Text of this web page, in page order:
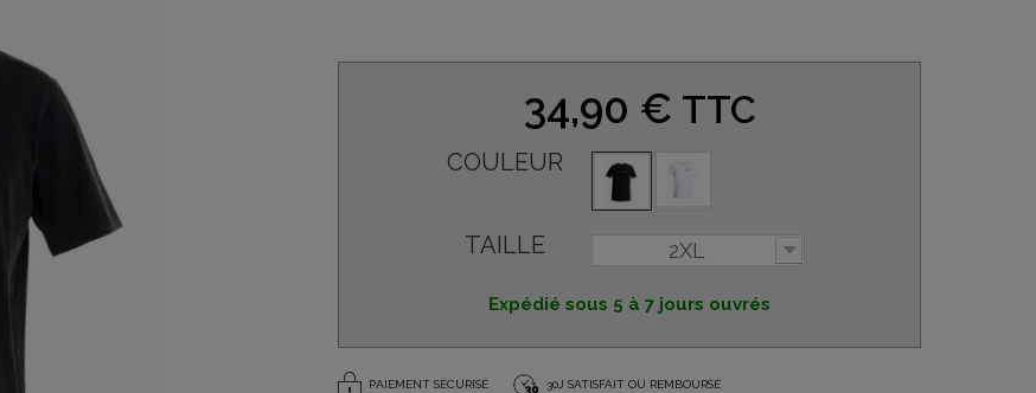
34,90 € TTC
COULEUR
TAILLE 2XL
Expédié sous 5 à 7 jours ouvrés
PAIEMENT SÉCURISÉ 30J SATISFAIT OU REMBOURSÉ